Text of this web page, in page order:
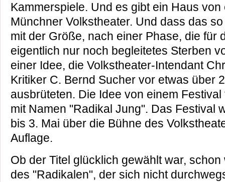
Kammerspiele. Und es gibt ein Haus
Münchner Volkstheater. Und dass das
mit der Größe, nach einer Phase, die für
eigentlich nur noch begleitetes Sterben
einer Idee, die Volkstheater-Intendant
Kritiker C. Bernd Sucher vor etwas über
ausbrüteten. Die Idee von einem
mit Namen "Radikal Jung". Das Festival
bis 3. Mai über die Bühne des
Auflage.
Ob der Titel glücklich gewählt war,
des "Radikalen", der sich nicht